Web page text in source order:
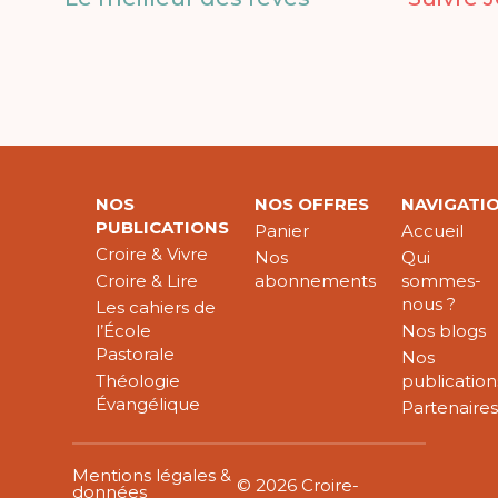
NOS
PUBLICATIONS
Croire & Vivre
Croire & Lire
Les cahiers de
l’École
Pastorale
Théologie
Évangélique
NOS OFFRES
Panier
Nos
abonnements
Accueil
Qui
sommes-
nous ?
Nos blogs
Nos
Partenaires
Mentions légales &
données © 2026 Croire-